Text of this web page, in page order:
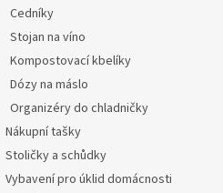
Cedníky
Stojan na víno
Kompostovací kbelíky
Dózy na máslo
Organizéry do chladničky
Nákupní tašky
Stoličky a schůdky
Vybavení pro úklid domácnosti